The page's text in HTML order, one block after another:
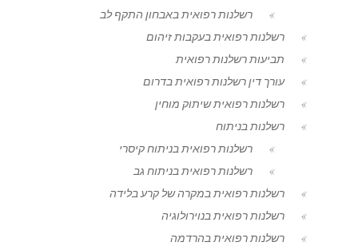
רשלנות רפואית באבחון התקף לב
רשלנות רפואית בעקבות זיהום
תביעות רשלנות רפואית
עורך דין רשלנות רפואית בדרום
רשלנות רפואית שיתוק מוחין
רשלנות בניתוח
רשלנות רפואית בניתוח קיסרי
רשלנות רפואית בניתוח גב
רשלנות רפואית במקרה של קרע בלידה
רשלנות רפואית בנוירולוגיה
רשלנות רפואית בהרדמה